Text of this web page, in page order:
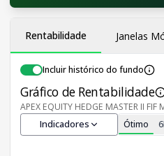
Rentabilidade Janelas
Incluir histórico do fundo
Gráfico de Rentabilidade
APEX EQUITY HEDGE MASTER II FIF
Indicadores Ótimo